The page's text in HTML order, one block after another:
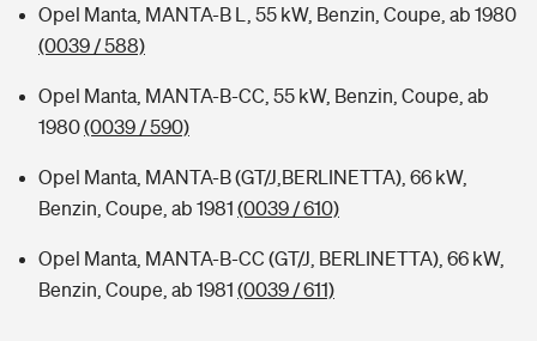
Opel Manta, MANTA-B L, 55 kW, Benzin, Coupe, ab 1980
(0039 / 588)
Opel Manta, MANTA-B-CC, 55 kW, Benzin, Coupe, ab
1980(0039 / 590)
Opel Manta, MANTA-B (GT/J,BERLINETTA), 66 kW,
Benzin, Coupe, ab 1981 (0039 / 610)
Opel Manta, MANTA-B-CC (GT/J, BERLINETTA), 66 kW,
Benzin, Coupe, ab 1981 (0039 / 611)